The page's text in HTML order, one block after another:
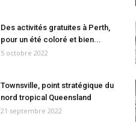
Des activités gratuites à Perth,
pour un été coloré et bien...
5 octobre 2022
Townsville, point stratégique du
nord tropical Queensland
21 septembre 2022